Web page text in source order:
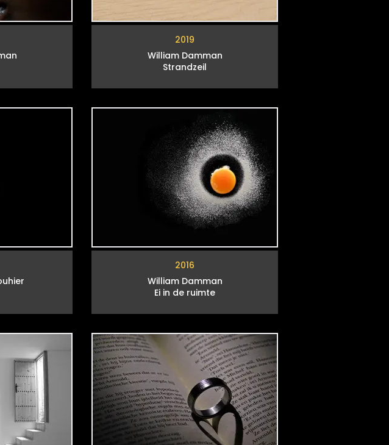
2019
William Damman
Strandzeil
2016
William Damman
Ei in de ruimte